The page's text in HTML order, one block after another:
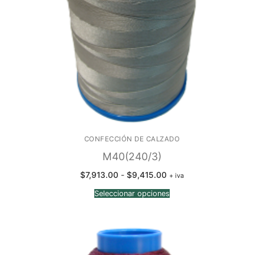
CONFECCIÓN DE CALZADO
M40(240/3)
$7,913.00 - $9,415.00 Rango
precios:
desde
+ iva
Seleccionar opciones